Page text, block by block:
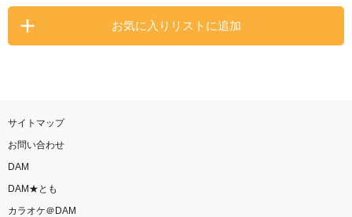
お気に入りリストに追加
サイトマップ
お問い合わせ
DAM
DAM★とも
カラオケ＠DAM